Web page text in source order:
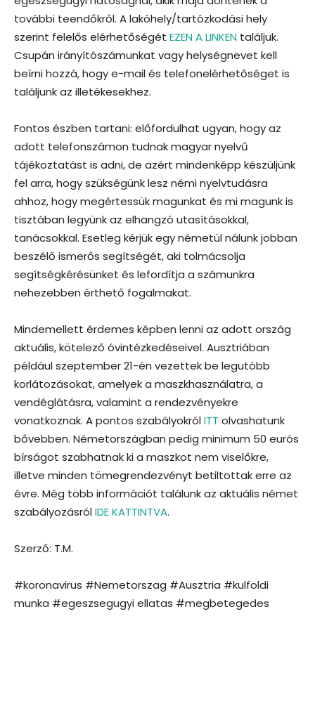
további teendőkről. A lakóhely/tartózkodási hely
szerint felelős elérhetőségét EZEN A LINKEN találjuk.
Csupán irányítószámunkat vagy helységnevet kell
beírni hozzá, hogy e-mail és telefonelérhetőséget is
találjunk az illetékesekhez.
Fontos észben tartani: előfordulhat ugyan, hogy az
adott telefonszámon tudnak magyar nyelvű
tájékoztatást is adni, de azért mindenképp készüljünk
fel arra, hogy szükségünk lesz némi nyelvtudásra
ahhoz, hogy megértessük magunkat és mi magunk is
tisztában legyünk az elhangzó utasításokkal,
tanácsokkal. Esetleg kérjük egy németül nálunk jobban
beszélő ismerős segítségét, aki tolmácsolja
segítségkérésünket és lefordítja a számunkra
nehezebben érthető fogalmakat.
Mindemellett érdemes képben lenni az adott ország
aktuális, kötelező óvintézkedéseivel. Ausztriában
például szeptember 21-én vezettek be legutóbb
korlátozásokat, amelyek a maszkhasználatra, a
vendéglátásra, valamint a rendezvényekre
vonatkoznak. A pontos szabályokrólITT olvashatunk
bővebben. Németországban pedig minimum 50 eurós
bírságot szabhatnak ki a maszkot nem viselőkre,
illetve minden tömegrendezvényt betiltottak erre az
évre. Még több információt találunk az aktuális német
szabályozásrólIDE KATTINTVA.
Szerző: T.M.
#koronavirus #Nemetorszag #Ausztria #kulfoldi
munka #egeszsegugyi ellatas #megbetegedes